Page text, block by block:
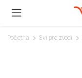
Početna Svi proizvodi